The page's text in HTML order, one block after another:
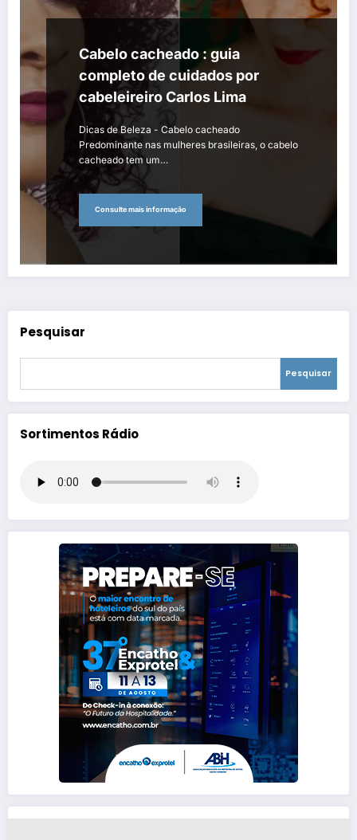
Cabelo cacheado : guia
completo de cuidados por
cabeleireiro Carlos Lima
Dicas de Beleza - Cabelo cacheado
Predominante nas mulheres brasileiras, o cabelo
cacheado tem um…
Consulte mais informação
Pesquisar
Pesquisar
Sortimentos Rádio